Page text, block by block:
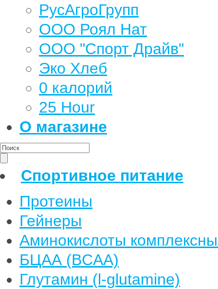
РусАгроГрупп
ООО Роял Нат
ООО "Спорт Драйв"
Эко Хлеб
0 калорий
25 Hour
О магазине
Спортивное питание
Протеины
Гейнеры
Аминокислоты
БЦАА (BCAA)
Глутамин (l-glutamine)